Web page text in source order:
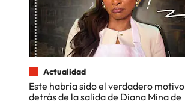
Actualidad
Este habría sido el verdadero motivo
detrás de la salida de Diana Mina de